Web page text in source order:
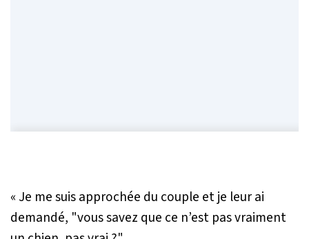
« Je me suis approchée du couple et je leur ai
demandé, "vous savez que ce n’est pas vraiment